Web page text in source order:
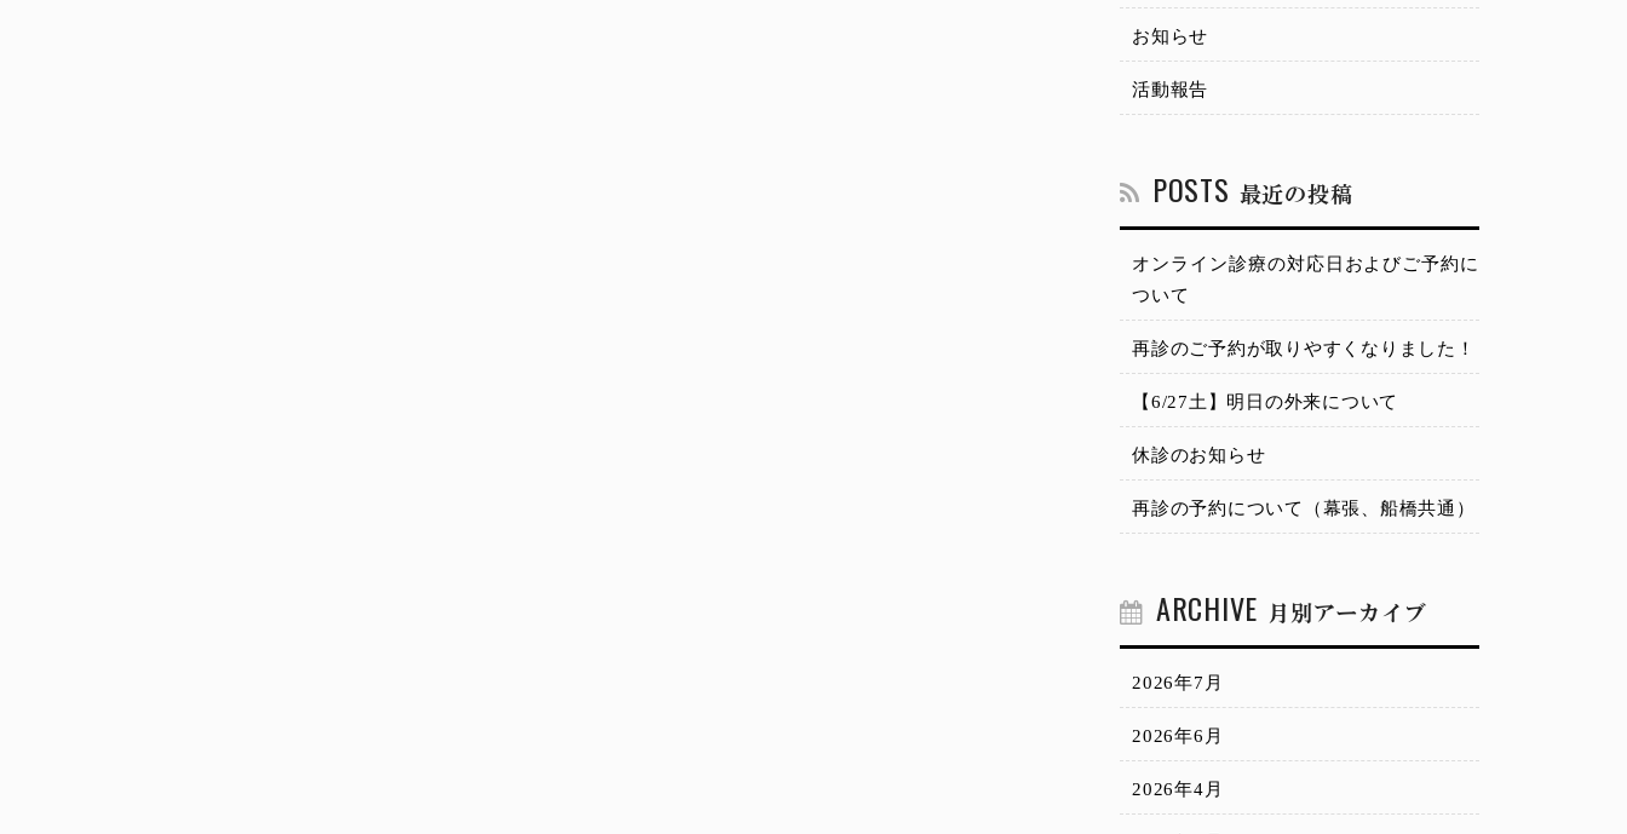
お知らせ
活動報告
POSTS 最近の投稿
オンライン診療の対応日およびご予約に
ついて
再診のご予約が取りやすくなりました！
【6/27土】明日の外来について
休診のお知らせ
再診の予約について（幕張、船橋共通）
ARCHIVE 月別アーカイブ
2026年7月
2026年6月
2026年4月